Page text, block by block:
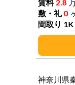
2.8
0
1K
神奈川県